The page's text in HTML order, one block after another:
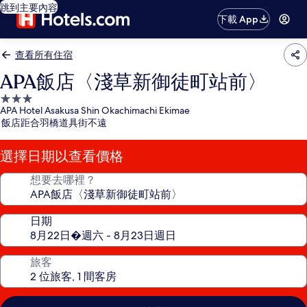
跳到主要內容
下載 App
查看所有住宿
APA飯店〈淺草新御徒町站前〉
3.0
星
級
住
宿
APA Hotel Asakusa Shin Okachimachi Ekimae
飯店距合羽橋道具街不遠
選擇日期以查看價格
想要去哪裡？
日期
旅客